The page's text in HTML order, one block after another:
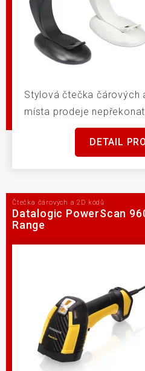
Stylová čtečka čárových
místa prodeje
DETAIL
Čtečka čárových a 2D kódů
Datalogic PowerScan
Range